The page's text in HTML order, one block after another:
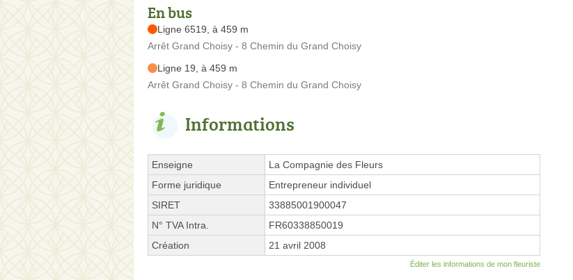
En bus
Ligne 6519, à 459 m
Arrêt Grand Choisy - 8 Chemin du Grand Choisy
Ligne 19, à 459 m
Arrêt Grand Choisy - 8 Chemin du Grand Choisy
Informations
Enseigne
La Compagnie des Fleurs
Forme juridique
Entrepreneur individuel
SIRET
33885001900047
N° TVA Intra.
FR60338850019
Création
21 avril 2008
Éditer les informations de mon fleuriste